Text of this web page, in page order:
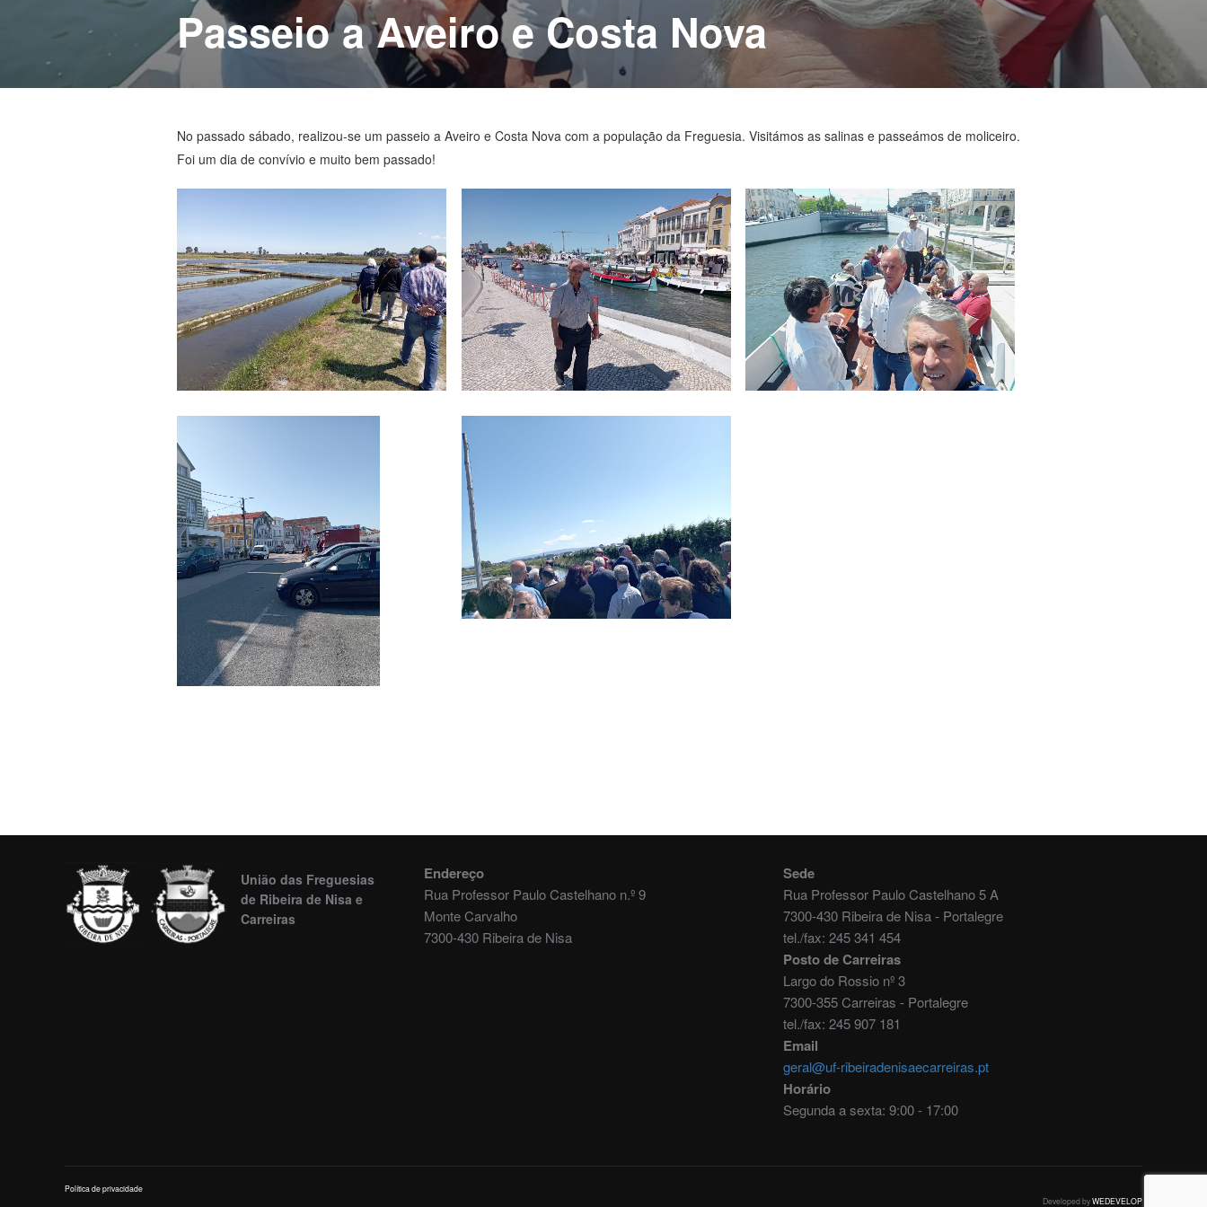
Passeio a Aveiro e Costa Nova
No passado sábado, realizou-se um passeio a Aveiro e Costa Nova com a população da Freguesia. Visitámos as salinas e passeámos de moliceiro.
Foi um dia de convívio e muito bem passado!
União das Freguesias
de Ribeira de Nisa e
Carreiras
Endereço
Rua Professor Paulo Castelhano n.º 9
Monte Carvalho
7300-430 Ribeira de Nisa
Sede
Rua Professor Paulo Castelhano 5 A
7300-430 Ribeira de Nisa - Portalegre
tel./fax: 245 341 454
Posto de Carreiras
Largo do Rossio nº 3
7300-355 Carreiras - Portalegre
tel./fax: 245 907 181
Email
geral@uf-ribeiradenisaecarreiras.pt
Horário
Segunda a sexta: 9:00 - 17:00
Política de privacidade
Developed byWEDEVELOP